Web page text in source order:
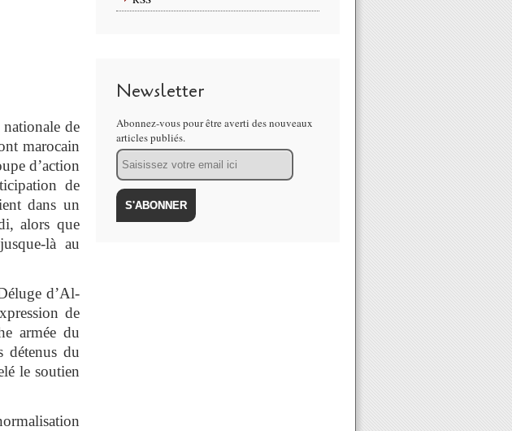
de
marocain
d’action
de
dans un
alors que
là au
d’Al-
de
armée du
détenus du
le soutien
Newsletter
Abonnez-vous pour être averti des nouveaux
articles publiés.
Email